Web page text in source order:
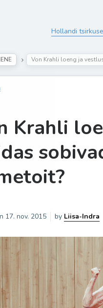
Hollandi
Von Krahli loeng ja
Krahli
17. nov. 2015 by Liisa-Indra